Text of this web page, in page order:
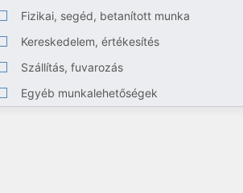
Fizikai, segéd, betanított munka
Kereskedelem, értékesítés
Szállítás, fuvarozás
Egyéb munkalehetőségek